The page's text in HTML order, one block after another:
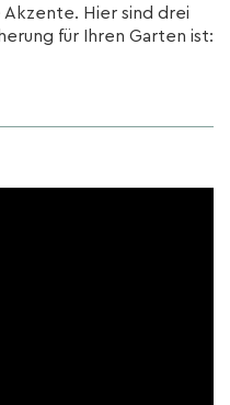
Hier sind drei
für Ihren Garten ist:
in Büscheln – oft
sehr elegant.
aufgebaute Krone;